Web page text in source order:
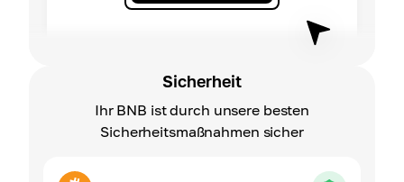
Sicherheit
Ihr BNB ist durch unsere besten
Sicherheitsmaßnahmen sicher